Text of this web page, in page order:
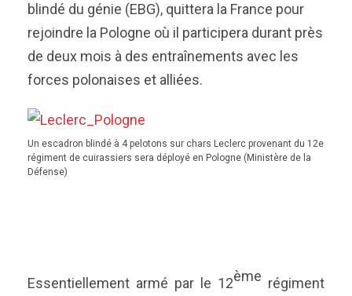
blindé du génie (EBG), quittera la France pour
rejoindre la Pologne où il participera durant près
de deux mois à des entraînements avec les
forces polonaises et alliées.
Un escadron blindé à 4 pelotons sur chars Leclerc provenant du 12e
régiment de cuirassiers sera déployé en Pologne (Ministère de la
Défense)
Essentiellement armé par le 12ème régiment